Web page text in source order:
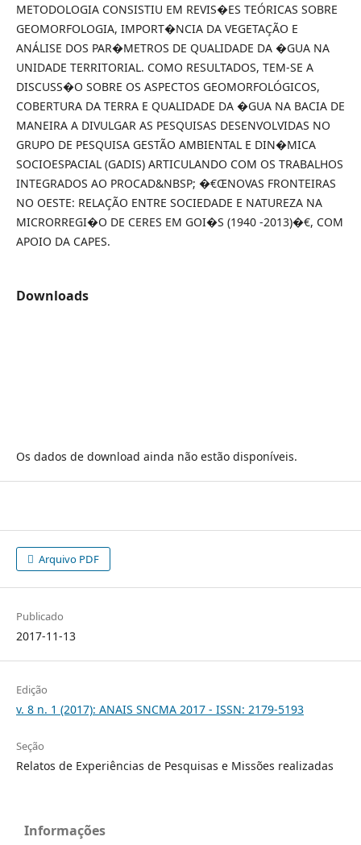
METODOLOGIA CONSISTIU EM REVIS�ES TEÓRICAS SOBRE
GEOMORFOLOGIA, IMPORT�NCIA DA VEGETAÇÃO E
ANÁLISE DOS PAR�METROS DE QUALIDADE DA �GUA NA
UNIDADE TERRITORIAL. COMO RESULTADOS, TEM-SE A
DISCUSS�O SOBRE OS ASPECTOS GEOMORFOLÓGICOS,
COBERTURA DA TERRA E QUALIDADE DA �GUA NA BACIA DE
MANEIRA A DIVULGAR AS PESQUISAS DESENVOLVIDAS NO
GRUPO DE PESQUISA GESTÃO AMBIENTAL E DIN�MICA
SOCIOESPACIAL (GADIS) ARTICULANDO COM OS TRABALHOS
INTEGRADOS AO PROCAD&NBSP; �€ŒNOVAS FRONTEIRAS
NO OESTE: RELAÇÃO ENTRE SOCIEDADE E NATUREZA NA
MICRORREGI�O DE CERES EM GOI�S (1940 -2013)�€, COM
APOIO DA CAPES.
Downloads
Os dados de download ainda não estão disponíveis.
Arquivo PDF
Publicado
2017-11-13
Edição
v. 8 n. 1 (2017): ANAIS SNCMA 2017 - ISSN: 2179-5193
Seção
Relatos de Experiências de Pesquisas e Missões realizadas
Informações